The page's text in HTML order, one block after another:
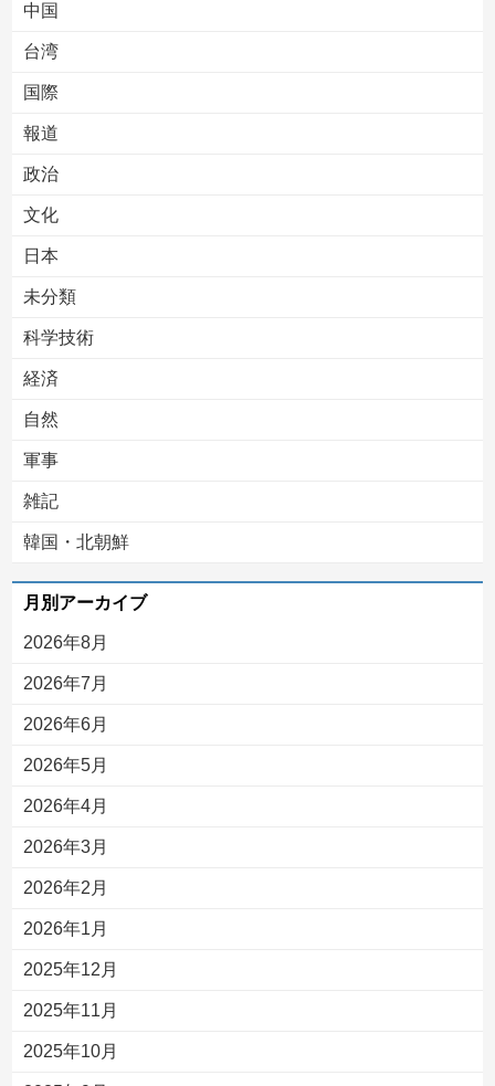
中国
台湾
国際
報道
政治
文化
日本
未分類
科学技術
経済
自然
軍事
雑記
韓国・北朝鮮
月別アーカイブ
2026年8月
2026年7月
2026年6月
2026年5月
2026年4月
2026年3月
2026年2月
2026年1月
2025年12月
2025年11月
2025年10月